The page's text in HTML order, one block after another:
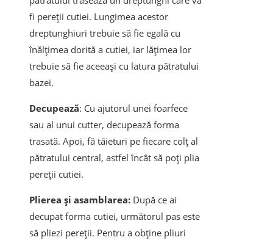
fi pereții cutiei. Lungimea acestor
dreptunghiuri trebuie să fie egală cu
înălțimea dorită a cutiei, iar lățimea lor
trebuie să fie aceeași cu latura pătratului
bazei.
Decupează: Cu ajutorul unei foarfece
sau al unui cutter, decupează forma
trasată. Apoi, fă tăieturi pe fiecare colț al
pătratului central, astfel încât să poți plia
pereții cutiei.
Plierea și asamblarea: După ce ai
decupat forma cutiei, următorul pas este
să pliezi pereții. Pentru a obține pliuri